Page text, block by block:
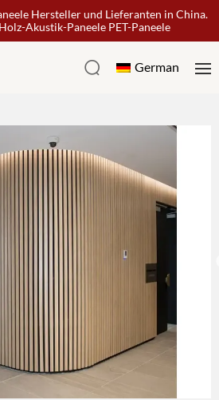
Hersteller und Lieferanten in China.
Akustik-Paneele PET-Paneele
German